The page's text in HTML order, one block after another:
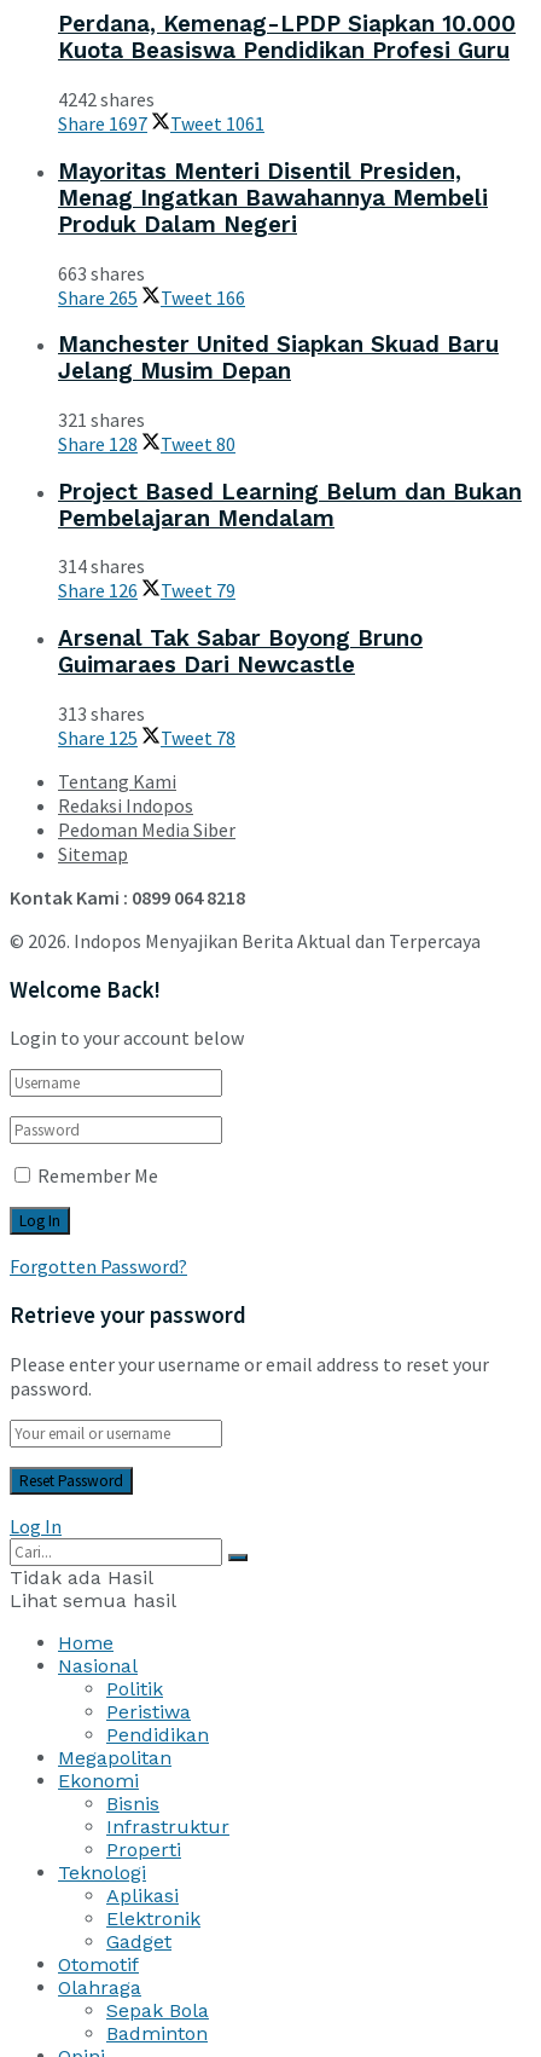
Perdana, Kemenag-LPDP Siapkan 10.000
Kuota Beasiswa Pendidikan Profesi Guru
4242 shares
Share 1697 Tweet 1061
Mayoritas Menteri Disentil Presiden,
Menag Ingatkan Bawahannya Membeli
Produk Dalam Negeri
663 shares
Share 265 Tweet 166
Manchester United Siapkan Skuad Baru
Jelang Musim Depan
321 shares
Share 128 Tweet80
Project Based Learning Belum dan Bukan
Pembelajaran Mendalam
314 shares
Share 126 Tweet 79
Arsenal Tak Sabar Boyong Bruno
Guimaraes Dari Newcastle
313 shares
Share 125 Tweet 78
Tentang Kami
Redaksi Indopos
Pedoman Media Siber
Sitemap
Kontak Kami : 0899 064 8218
© 2026. Indopos Menyajikan Berita Aktual dan Terpercaya
Welcome Back!
Login to your account below
Remember Me
Forgotten Password?
Retrieve your password
Please enter your username or email address to reset your
password.
Log In
Tidak ada Hasil
Lihat semua hasil
Home
Nasional
Politik
Peristiwa
Pendidikan
Megapolitan
Ekonomi
Bisnis
Infrastruktur
Properti
Teknologi
Aplikasi
Elektronik
Gadget
Otomotif
Olahraga
Sepak Bola
Badminton